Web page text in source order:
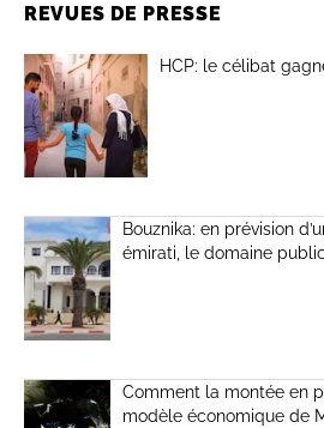
REVUES DE PRESSE
HCP: le célibat
Bouznika: en prévision
émirati, le domaine
Comment la montée en
modèle économique de